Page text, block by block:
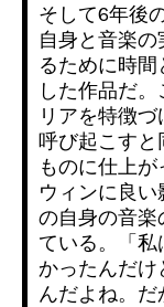
そして6年後
自身と音楽の
るために時
した作品だ。
リアを特徴
呼び起こすと
ものに仕上が
ウィンに良い
の自身の音楽
ている。「私
かったんだけ
んだよね。だ